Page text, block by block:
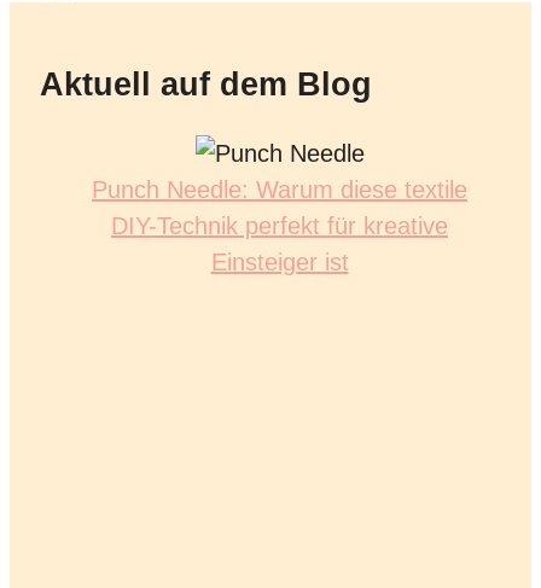
Aktuell auf dem Blog
Punch Needle: Warum diese textile
DIY-Technik perfekt für kreative
Einsteiger ist